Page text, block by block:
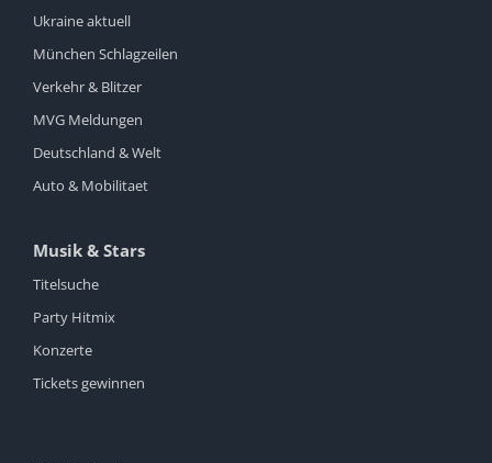
Ukraine aktuell
München Schlagzeilen
Verkehr & Blitzer
MVG Meldungen
Deutschland & Welt
Auto & Mobilitaet
Musik & Stars
Titelsuche
Party Hitmix
Konzerte
Tickets gewinnen